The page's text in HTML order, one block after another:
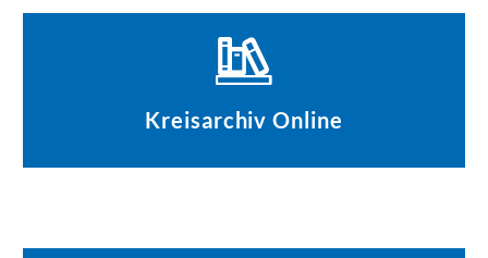
Kreisarchiv Online